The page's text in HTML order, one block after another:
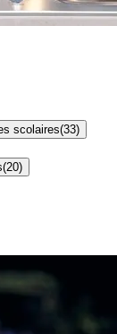
scolaires(33)
(20)